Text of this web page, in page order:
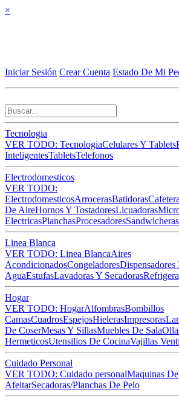
×
Iniciar Sesión Crear Cuenta Estado De Mi
Tecnologia
VER TODO: TecnologiaCelulares Y Tablets
InteligentesTabletsTelefonos
Electrodomesticos
VER TODO:
ElectrodomesticosArrocerasBatidoras
De AireHornos Y TostadoresLicuadoras
ElectricasPlanchasProcesadoresSandwicheras
Linea Blanca
VER TODO: Linea BlancaAires
AcondicionadosCongeladoresDispensadores
AguaEstufasLavadoras Y Secadoras
Hogar
VER TODO: HogarAlfombrasBombillos
CamasCuadrosEspejosHielerasImpresoras
De CoserMesas Y SillasMuebles De Sala
HermeticosUtensilios De CocinaVajillas
Cuidado Personal
VER TODO: Cuidado personalMaquinas De
AfeitarSecadoras/Planchas De Pelo